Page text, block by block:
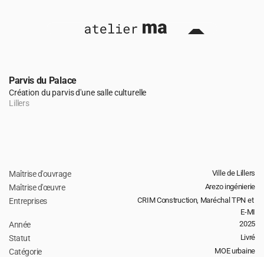
Parvis du Palace
Création du parvis d'une salle culturelle
Lillers
retour
Maîtrise d'ouvrage Ville de Lillers
Maîtrise d'œuvre Arezo ingénierie
Entreprises
CRIM Construction, Maréchal TPN et
E-MI
Année 2025
Statut Livré
Catégorie MOE urbaine